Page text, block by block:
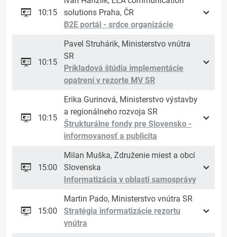
10:15
solutions Praha, ČR
B2E portál - srdce organizácie
10:15
Pavel Struhárik, Ministerstvo vnútra
SR
Príkladová štúdia implementácie
opatrení v rezorte MV SR
10:15
Erika Gurinová, Ministerstvo výstavby
a regionálneho rozvoja SR
Štrukturálne fondy pre Slovensko -
informovanosť a publicita
15:00
Milan Muška, Združenie miest a obcí
Slovenska
Informatizácia v oblasti samosprávy
15:00
Martin Pado, Ministerstvo vnútra SR
Stratégia informatizácie rezortu
vnútra